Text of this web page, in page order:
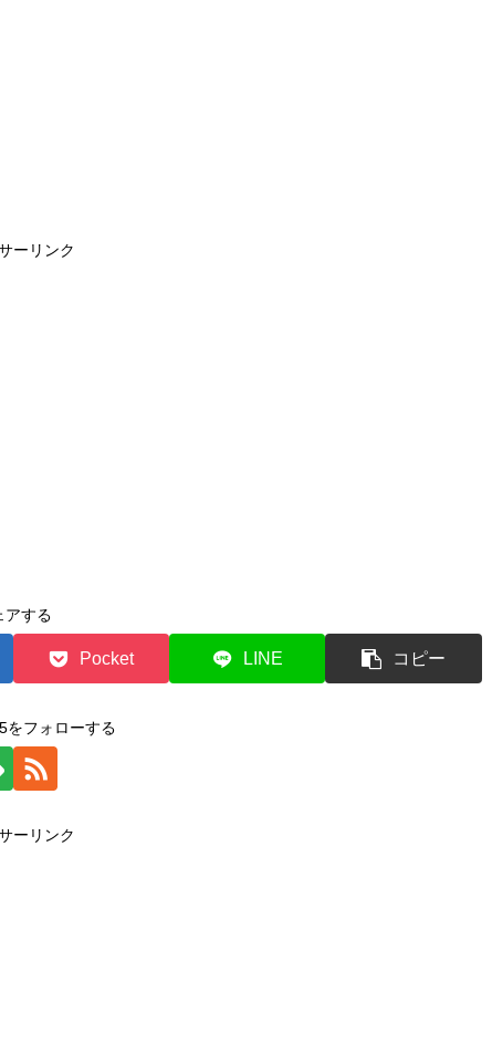
ーリンク
アする
Pocket LINE コピー
をフォローする
ーリンク